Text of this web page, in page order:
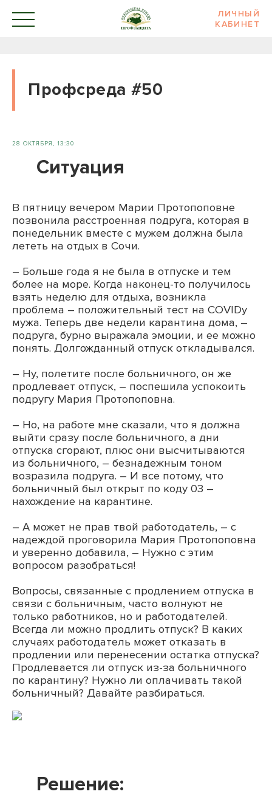
ЛИЧНЫЙ
КАБИНЕТ
Профсреда #50
28 ОКТЯБРЯ, 13:30
Ситуация
В пятницу вечером Марии Протопоповне
позвонила расстроенная подруга, которая в
понедельник вместе с мужем должна была
лететь на отдых в Сочи.
– Больше года я не была в отпуске и тем
более на море. Когда наконец-то получилось
взять неделю для отдыха, возникла
проблема – положительный тест на COVIDу
мужа. Теперь две недели карантина дома, –
подруга, бурно выражала эмоции, и ее можно
понять. Долгожданный отпуск откладывался.
– Ну, полетите после больничного, он же
продлевает отпуск, – поспешила успокоить
подругу Мария Протопоповна.
– Но, на работе мне сказали, что я должна
выйти сразу после больничного, а дни
отпуска сгорают, плюс они высчитываются
из больничного, – безнадежным тоном
возразила подруга. – И все потому, что
больничный был открыт по коду 03 –
нахождение на карантине.
– А может не прав твой работодатель, – с
надеждой проговорила Мария Протопоповна
и уверенно добавила, – Нужно с этим
вопросом разобраться!
Вопросы, связанные с продлением отпуска в
связи с больничным, часто волнуют не
только работников, но и работодателей.
Всегда ли можно продлить отпуск? В каких
случаях работодатель может отказать в
продлении или перенесении остатка отпуска?
Продлевается ли отпуск из-за больничного
по карантину? Нужно ли оплачивать такой
больничный? Давайте разбираться.
Решение: